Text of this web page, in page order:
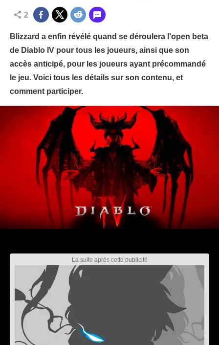
2
Blizzard a enfin révélé quand se déroulera l'open beta
de Diablo IV pour tous les joueurs, ainsi que son
accès anticipé, pour les joueurs ayant précommandé
le jeu. Voici tous les détails sur son contenu, et
comment participer.